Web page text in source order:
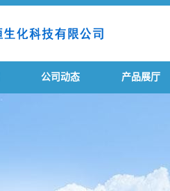
公司动态 产品展厅